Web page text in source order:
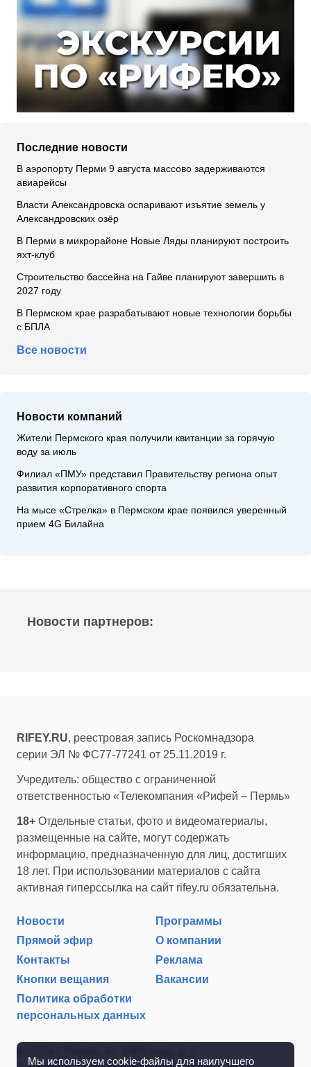
Мы используем cookie-файлы для наилучшего
Последние новости
В аэропорту Перми 9 августа массово задерживаются
авиарейсы
Власти Александровска оспаривают изъятие земель у
Александровских озёр
В Перми в микрорайоне Новые Ляды планируют построить
яхт-клуб
Строительство бассейна на Гайве планируют завершить в
2027 году
В Пермском крае разрабатывают новые технологии борьбы
с БПЛА
Все новости
Новости компаний
Жители Пермского края получили квитанции за горячую
воду за июль
Филиал «ПМУ» представил Правительству региона опыт
развития корпоративного спорта
На мысе «Стрелка» в Пермском крае появился уверенный
прием 4G Билайна
Новости партнеров:
RIFEY.RU, реестровая запись Роскомнадзора
серии ЭЛ № ФС77-77241 от 25.11.2019 г.
Учредитель: общество с ограниченной
ответственностью «Телекомпания «Рифей – Пермь»
18+ Отдельные статьи, фото и видеоматериалы,
размещенные на сайте, могут содержать
информацию, предназначенную для лиц, достигших
18 лет. При использовании материалов с сайта
активная гиперссылка на сайт rifey.ru обязательна.
Новости
Программы
Прямой эфир
О компании
Контакты
Реклама
Кнопки вещания
Вакансии
Политика обработки
персональных данных